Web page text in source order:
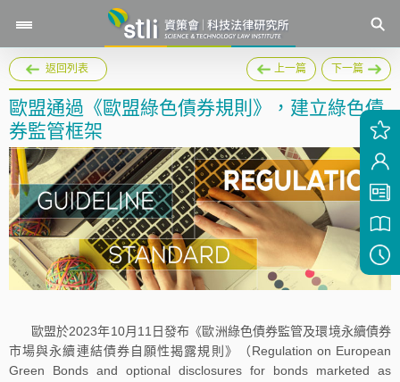
返回列表 上一篇 下一篇
歐盟通過《歐盟綠色債券規則》，建立綠色債
券監管框架
歐盟於2023年10月11日發布《歐洲綠色債券監管及環境永續債券
市場與永續連結債券自願性揭露規則》（Regulation on European
Green Bonds and optional disclosures for bonds marketed as